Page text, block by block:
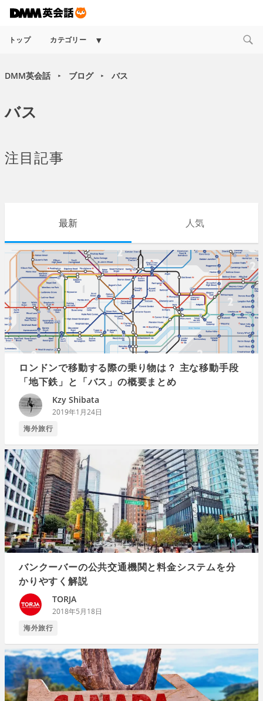
トップ カテゴリー
DMM英会話 ► ブログ ► バス
バス
注目記事
最新 人気
ロンドンで移動する際の乗り物は？ 主な移動手段
「地下鉄」と「バス」の概要まとめ
Kzy Shibata
2019年1月24日
海外旅行
バンクーバーの公共交通機関と料金システムを分
かりやすく解説
TORJA
2018年5月18日
海外旅行